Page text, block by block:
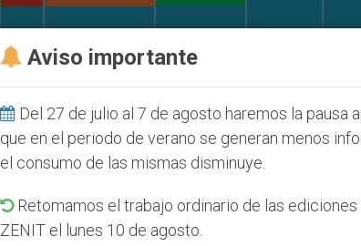
Aviso importante
Del 27 de julio al 7 de agosto haremos la pausa
que en el periodo de verano se generan menos
el consumo de las mismas disminuye.
Retomamos el trabajo ordinario de las ediciones
ZENIT el lunes 10 de agosto.